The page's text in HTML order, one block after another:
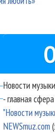
Новости
- главная
"Новости
NEWSmuz.com